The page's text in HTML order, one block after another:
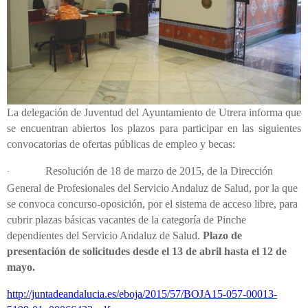
La delegación de Juventud del Ayuntamiento de Utrera informa que
se encuentran abiertos los plazos para participar en las siguientes
convocatorias de ofertas públicas de empleo y becas:
·
Resolución de 18 de marzo de 2015, de la Dirección
General de Profesionales del Servicio Andaluz de Salud, por la que
se convoca concurso-oposición, por el sistema de acceso libre, para
cubrir plazas básicas vacantes de la categoría de Pinche
dependientes del Servicio Andaluz de Salud. Plazo de
presentación de solicitudes desde el 13 de abril hasta el 12 de
mayo.
http://juntadeandalucia.es/eboja/2015/57/BOJA15-057-00013-